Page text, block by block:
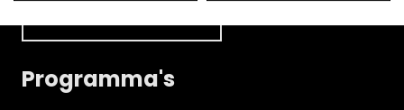
Programma's